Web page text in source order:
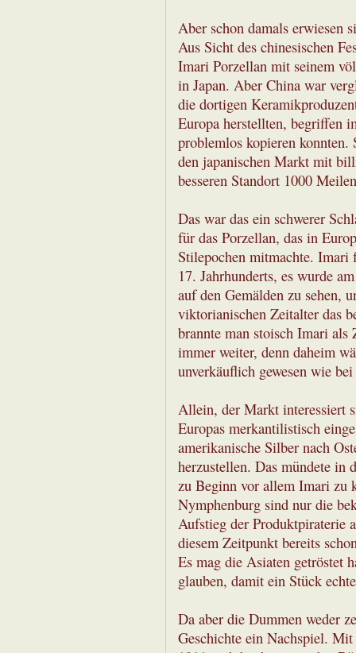
Aber schon damals erwiesen
Aus Sicht des chinesischen
Imari Porzellan mit seinem
in Japan. Aber China war
die dortigen
Europa herstellten, begriffen
problemlos kopieren
den japanischen Markt mit
besseren Standort 1000
Das war das ein schwerer
für das Porzellan, das in
Stilepochen mitmachte. Imari
17. Jahrhunderts, es wurde
auf den Gemälden zu sehen,
viktorianischen Zeitalter das
brannte man stoisch Imari
immer weiter, denn daheim
unverkäuflich gewesen wie
Allein, der Markt interessiert
Europas merkantilistisch
amerikanische Silber nach
herzustellen. Das mündete in
zu Beginn vor allem Imari zu
Nymphenburg sind nur die
Aufstieg der Produktpiraterie
diesem Zeitpunkt bereits
Es mag die Asiaten getröstet
glauben, damit ein Stück
Da aber die Dummen weder
Geschichte ein Nachspiel.